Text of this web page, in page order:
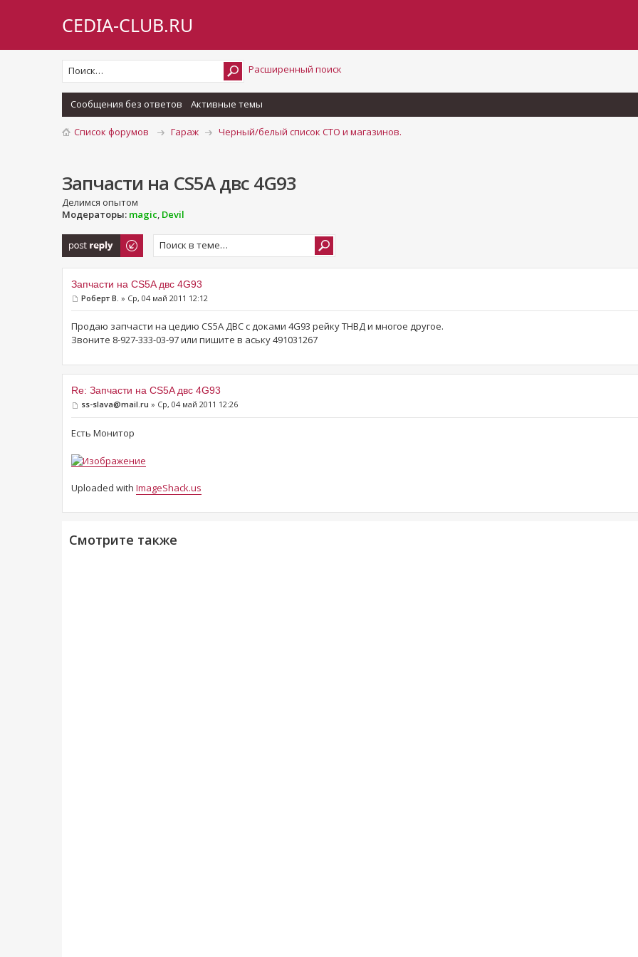
CEDIA-CLUB.RU
Расширенный поиск
Сообщения без ответов Активные темы
Список форумов Гараж Черный/белый список СТО и магазинов.
Запчасти на CS5A двс 4G93
Делимся опытом
Модераторы: magic, Devil
Ответить
Запчасти на CS5A двс 4G93
Роберт В. » Ср, 04 май 2011 12:12
Продаю запчасти на цедию CS5A ДВС с доками 4G93 рейку ТНВД и многое другое.
Звоните 8-927-333-03-97 или пишите в аську 491031267
Re: Запчасти на CS5A двс 4G93
ss-slava@mail.ru » Ср, 04 май 2011 12:26
Есть Монитор
Uploaded with ImageShack.us
Смотрите также